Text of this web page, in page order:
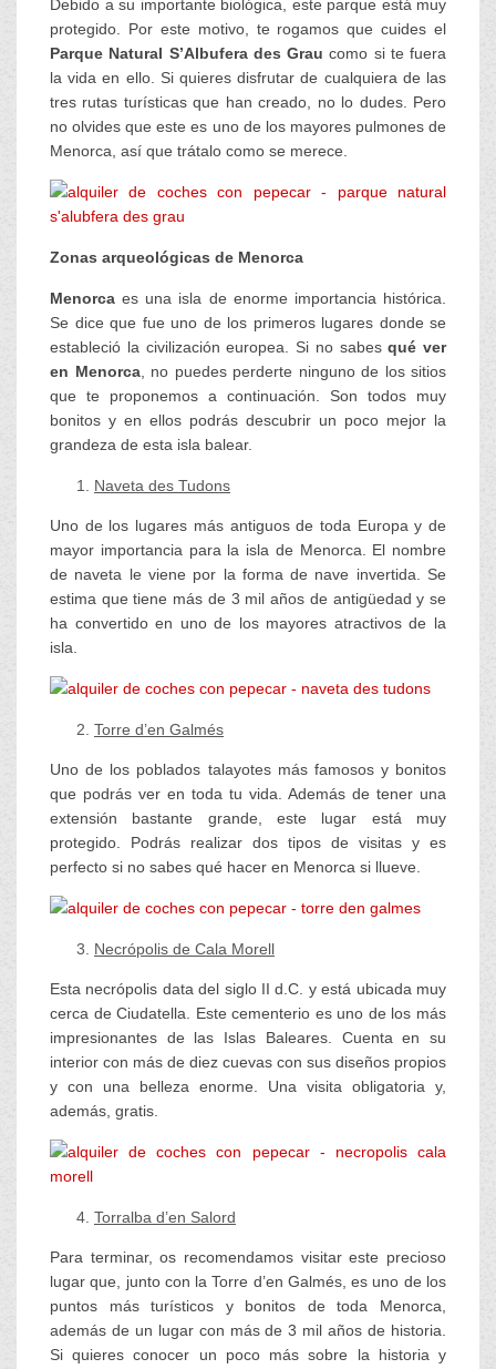
Debido a su importante biológica, este parque está muy
protegido. Por este motivo, te rogamos que cuides el
Parque Natural S’Albufera des Grau como si te fuera
la vida en ello. Si quieres disfrutar de cualquiera de las
tres rutas turísticas que han creado, no lo dudes. Pero
no olvides que este es uno de los mayores pulmones de
Menorca, así que trátalo como se merece.
Zonas arqueológicas de Menorca
Menorca es una isla de enorme importancia histórica.
Se dice que fue uno de los primeros lugares donde se
estableció la civilización europea. Si no sabesqué ver
en Menorca, no puedes perderte ninguno de los sitios
que te proponemos a continuación. Son todos muy
bonitos y en ellos podrás descubrir un poco mejor la
grandeza de esta isla balear.
Naveta des Tudons
Uno de los lugares más antiguos de toda Europa y de
mayor importancia para la isla de Menorca. El nombre
de naveta le viene por la forma de nave invertida. Se
estima que tiene más de 3 mil años de antigüedad y se
ha convertido en uno de los mayores atractivos de la
isla.
Torre d’en Galmés
Uno de los poblados talayotes más famosos y bonitos
que podrás ver en toda tu vida. Además de tener una
extensión bastante grande, este lugar está muy
protegido. Podrás realizar dos tipos de visitas y es
perfecto si no sabes qué hacer en Menorca si llueve.
Necrópolis de Cala Morell
Esta necrópolis data del siglo II d.C. y está ubicada muy
cerca de Ciudatella. Este cementerio es uno de los más
impresionantes de las Islas Baleares. Cuenta en su
interior con más de diez cuevas con sus diseños propios
y con una belleza enorme. Una visita obligatoria y,
además, gratis.
Torralba d’en Salord
Para terminar, os recomendamos visitar este precioso
lugar que, junto con la Torre d’en Galmés, es uno de los
puntos más turísticos y bonitos de toda Menorca,
además de un lugar con más de 3 mil años de historia.
Si quieres conocer un poco más sobre la historia y